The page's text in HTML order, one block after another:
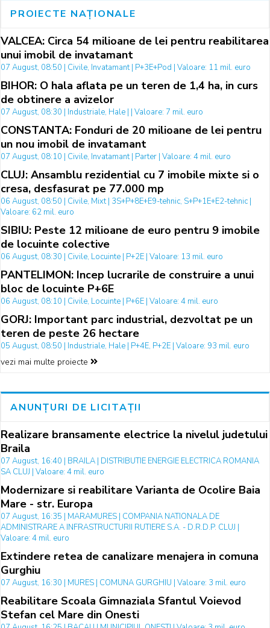
PROIECTE NAȚIONALE
VALCEA: Circa 54 milioane de lei pentru reabilitarea
unui imobil de invatamant
07 August, 08:50 | Civile, Invatamant | P+3E+Pod | Valoare: 11 mil. euro
BIHOR: O hala aflata pe un teren de 1,4 ha, in curs
de obtinere a avizelor
07 August, 08:30 | Industriale, Hale | | Valoare: 7 mil. euro
CONSTANTA: Fonduri de 20 milioane de lei pentru
un nou imobil de invatamant
07 August, 08:10 | Civile, Invatamant | Parter | Valoare: 4 mil. euro
CLUJ: Ansamblu rezidential cu 7 imobile mixte si o
cresa, desfasurat pe 77.000 mp
06 August, 08:50 | Civile, Mixt | 3S+P+8E+E9-tehnic, S+P+1E+E2-tehnic |
Valoare: 62 mil. euro
SIBIU: Peste 12 milioane de euro pentru 9 imobile
de locuinte colective
06 August, 08:30 | Civile, Locuinte | P+2E | Valoare: 13 mil. euro
PANTELIMON: Incep lucrarile de construire a unui
bloc de locuinte P+6E
06 August, 08:10 | Civile, Locuinte | P+6E | Valoare: 4 mil. euro
GORJ: Important parc industrial, dezvoltat pe un
teren de peste 26 hectare
05 August, 08:50 | Industriale, Hale | P+4E, P+2E | Valoare: 93 mil. euro
vezi mai multe proiecte
ANUNȚURI DE LICITAȚII
Realizare bransamente electrice la nivelul judetului
Braila
07 August, 16:40 | BRAILA | DISTRIBUTIE ENERGIE ELECTRICA ROMANIA
SA CLUJ | Valoare: 4 mil. euro
Modernizare si reabilitare Varianta de Ocolire Baia
Mare - str. Europa
07 August, 16:35 | MARAMURES | COMPANIA NATIONALA DE
ADMINISTRARE A INFRASTRUCTURII RUTIERE S.A. - D.R.D.P. CLUJ |
Valoare: 4 mil. euro
Extindere retea de canalizare menajera in comuna
Gurghiu
07 August, 16:30 | MURES | COMUNA GURGHIU | Valoare: 3 mil. euro
Reabilitare Scoala Gimnaziala Sfantul Voievod
Stefan cel Mare din Onesti